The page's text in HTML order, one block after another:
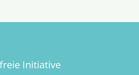
Initiative